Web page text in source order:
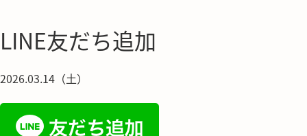
LINE友だち追加
2026.03.14（土）